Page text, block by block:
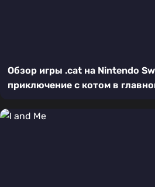
Обзор игры .cat на Nintendo
приключение с котом в